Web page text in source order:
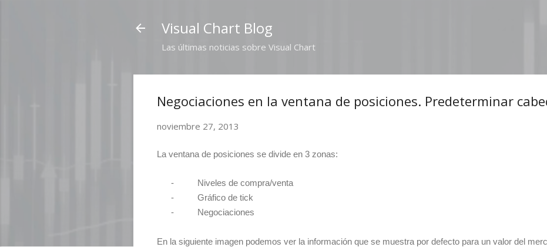
Visual Chart Blog
Las últimas noticias sobre Visual Chart
Negociaciones en la ventana de posiciones. Predeterminar
noviembre 27, 2013
La ventana de posiciones se divide en 3 zonas:
- Niveles de compra/venta
- Gráfico de tick
- Negociaciones
En la siguiente imagen podemos ver la información que se muestra por defecto para un valor del